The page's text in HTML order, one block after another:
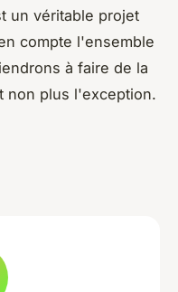
un véritable projet
compte l'ensemble
à faire de la
non plus l'exception.